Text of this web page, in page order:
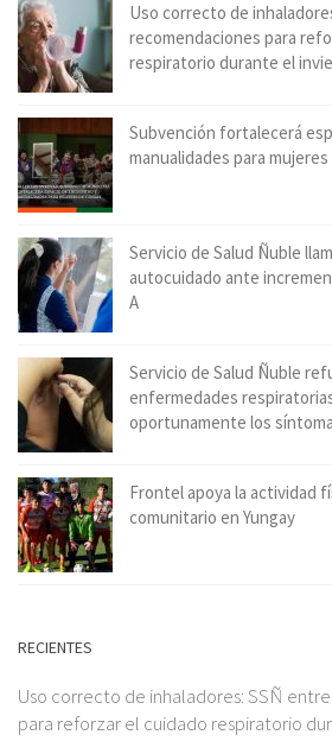
Uso correcto de
recomendaciones para
respiratorio durante el
Subvención fortalecerá
manualidades para mujeres
Servicio de Salud Ñuble
autocuidado ante
A
Servicio de Salud Ñuble
enfermedades
oportunamente los
Frontel apoya la actividad
comunitario en Yungay
RECIENTES
Uso correcto de inhaladores: SSÑ
para reforzar el cuidado respiratorio